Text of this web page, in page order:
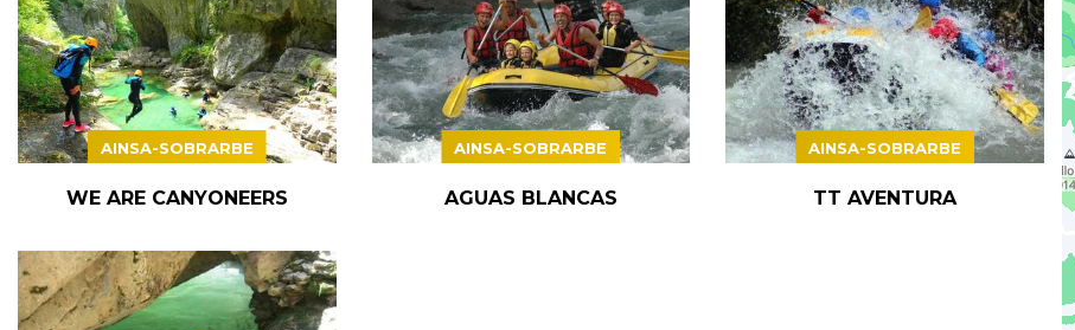
AINSA-SOBRARBE
WE ARE CANYONEERS
AINSA-SOBRARBE
AGUAS BLANCAS
AINSA-SOBRARBE
TT AVENTURA